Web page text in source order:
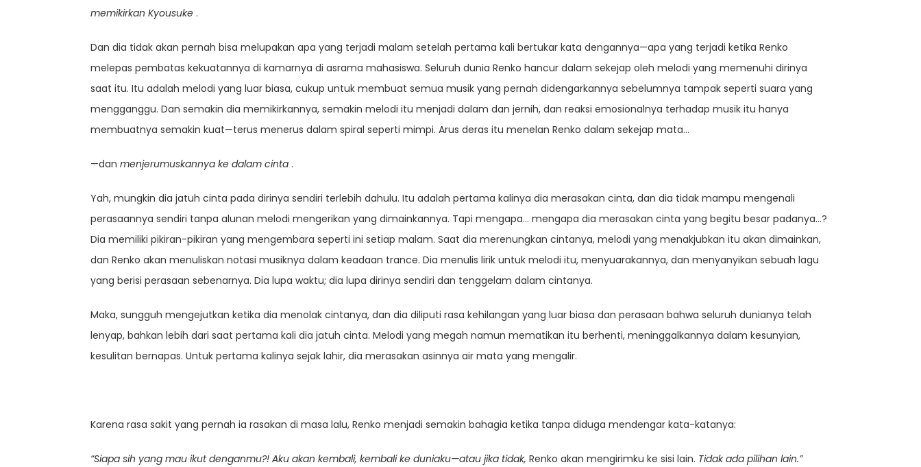
memikirkan Kyousuke .
Dan dia tidak akan pernah bisa melupakan apa yang terjadi malam setelah pertama kali bertukar kata dengannya—apa yang terjadi ketika Renko
melepas pembatas kekuatannya di kamarnya di asrama mahasiswa. Seluruh dunia Renko hancur dalam sekejap oleh melodi yang memenuhi dirinya
saat itu. Itu adalah melodi yang luar biasa, cukup untuk membuat semua musik yang pernah didengarkannya sebelumnya tampak seperti suara yang
mengganggu. Dan semakin dia memikirkannya, semakin melodi itu menjadi dalam dan jernih, dan reaksi emosionalnya terhadap musik itu hanya
membuatnya semakin kuat—terus menerus dalam spiral seperti mimpi. Arus deras itu menelan Renko dalam sekejap mata…
—dan menjerumuskannya ke dalam cinta .
Yah, mungkin dia jatuh cinta pada dirinya sendiri terlebih dahulu. Itu adalah pertama kalinya dia merasakan cinta, dan dia tidak mampu mengenali
perasaannya sendiri tanpa alunan melodi mengerikan yang dimainkannya. Tapi mengapa… mengapa dia merasakan cinta yang begitu besar padanya…?
Dia memiliki pikiran-pikiran yang mengembara seperti ini setiap malam. Saat dia merenungkan cintanya, melodi yang menakjubkan itu akan dimainkan,
dan Renko akan menuliskan notasi musiknya dalam keadaan trance. Dia menulis lirik untuk melodi itu, menyuarakannya, dan menyanyikan sebuah lagu
yang berisi perasaan sebenarnya. Dia lupa waktu; dia lupa dirinya sendiri dan tenggelam dalam cintanya.
Maka, sungguh mengejutkan ketika dia menolak cintanya, dan dia diliputi rasa kehilangan yang luar biasa dan perasaan bahwa seluruh dunianya telah
lenyap, bahkan lebih dari saat pertama kali dia jatuh cinta. Melodi yang megah namun mematikan itu berhenti, meninggalkannya dalam kesunyian,
kesulitan bernapas. Untuk pertama kalinya sejak lahir, dia merasakan asinnya air mata yang mengalir.
Karena rasa sakit yang pernah ia rasakan di masa lalu, Renko menjadi semakin bahagia ketika tanpa diduga mendengar kata-katanya:
“Siapa sih yang mau ikut denganmu?! Aku akan kembali, kembali ke duniaku—atau jika tidak, Renko akan mengirimku ke sisi lain. Tidak ada pilihan lain.”